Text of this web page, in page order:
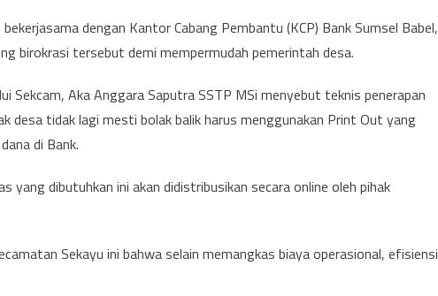
dengan Kantor Cabang Pembantu (KCP) Bank Sumsel Babel,
birokrasi tersebut demi mempermudah pemerintah desa.
Sekcam, Aka Anggara Saputra SSTP MSi menyebut teknis penerapan
desa tidak lagi mesti bolak balik harus menggunakan Print Out yang
di Bank.
yang dibutuhkan ini akan didistribusikan secara online oleh pihak
Sekayu ini bahwa selain memangkas biaya operasional, efisiensi